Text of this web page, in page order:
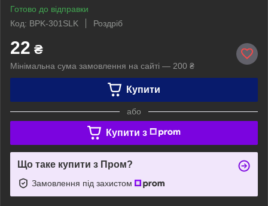
Готово до відправки
Код: BPK-301SLK
Роздріб
22 ₴
Мінімальна сума замовлення на сайті — 200 ₴
Купити
або
Купити з
Що таке купити з Пром?
Замовлення під захистом